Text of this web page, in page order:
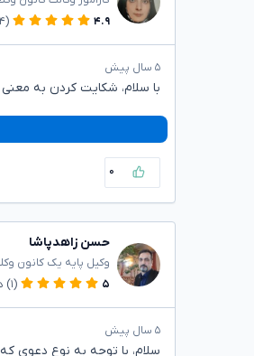
۴.۹
(۳۴)
۵ سال پیش
با سلام، شکایت کردن به
۰
حسن زاهدپاشا
وکیل پایه یک کانون
۵
(۱)
۵ سال پیش
سلام، با توجه به نوع دعوی